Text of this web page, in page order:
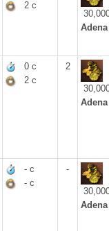
2 с
Adena
0 с
2 с
2
Adena
- с
- с
-
Adena